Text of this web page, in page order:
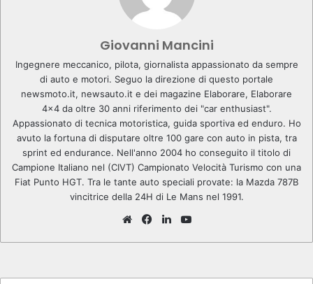
Giovanni Mancini
Ingegnere meccanico, pilota, giornalista appassionato da sempre
di auto e motori. Seguo la direzione di questo portale
newsmoto.it, newsauto.it e dei magazine Elaborare, Elaborare
4x4 da oltre 30 anni riferimento dei "car enthusiast".
Appassionato di tecnica motoristica, guida sportiva ed enduro. Ho
avuto la fortuna di disputare oltre 100 gare con auto in pista, tra
sprint ed endurance. Nell'anno 2004 ho conseguito il titolo di
Campione Italiano nel (CIVT) Campionato Velocità Turismo con una
Fiat Punto HGT. Tra le tante auto speciali provate: la Mazda 787B
vincitrice della 24H di Le Mans nel 1991.
We
Fa
Lin